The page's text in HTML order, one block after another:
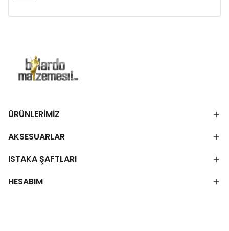
ÜRÜNLERİMİZ
AKSESUARLAR
ISTAKA ŞAFTLARI
HESABIM